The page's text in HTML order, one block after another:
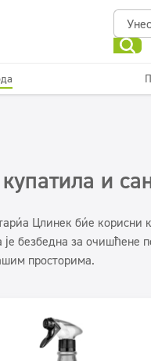
и
Цлинек биће корисни
безбедна за очишћене
просторима.